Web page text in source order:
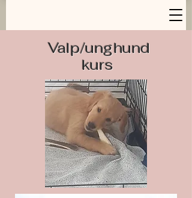
Valp/unghund
kurs